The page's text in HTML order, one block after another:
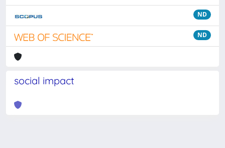
ND
ND
social impact